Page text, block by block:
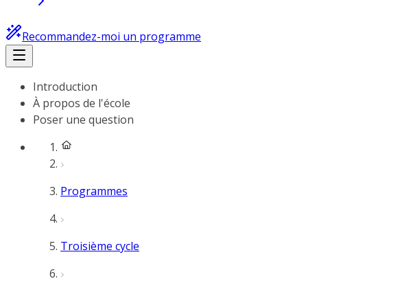
Recommandez-moi un programme
Introduction
À propos de l'école
Poser une question
Programmes
Troisième cycle